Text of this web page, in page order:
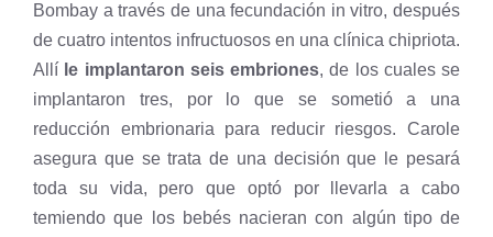
Bombay a través de una fecundación in vitro, después
de cuatro intentos infructuosos en una clínica chipriota.
Allí le implantaron seis embriones, de los cuales se
implantaron tres, por lo que se sometió a una
reducción embrionaria para reducir riesgos. Carole
asegura que se trata de una decisión que le pesará
toda su vida, pero que optó por llevarla a cabo
temiendo que los bebés nacieran con algún tipo de